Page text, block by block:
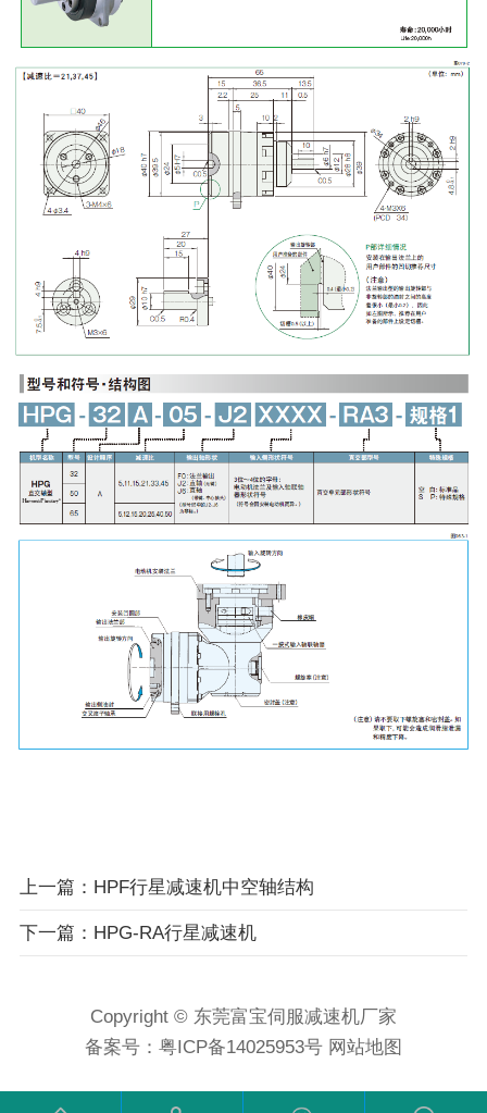
上一篇：HPF行星减速机中空轴结构
下一篇：HPG-RA行星减速机
Copyright © 东莞富宝伺服减速机厂家
备案号： 粤ICP备14025953号 网站地图